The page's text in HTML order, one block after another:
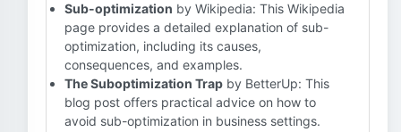
Sub-optimization by Wikipedia: This Wikipedia
page provides a detailed explanation of sub-
optimization, including its causes,
consequences, and examples.
The Suboptimization Trap by BetterUp: This
blog post offers practical advice on how to
avoid sub-optimization in business settings.